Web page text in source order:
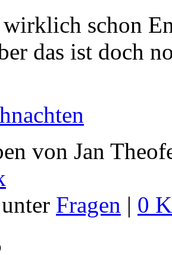
wirklich schon
das ist doch
von Jan
Fragen | 0